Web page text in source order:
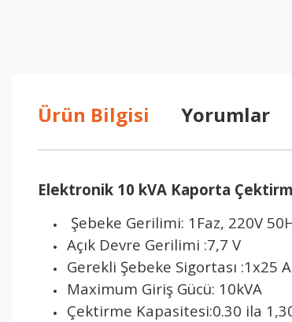
Ürün Bilgisi Yorumlar
Elektronik 10 kVA Kaporta
Şebeke Gerilimi: 1Faz, 220V
Açık Devre Gerilimi :7,7 V
Gerekli Şebeke Sigortası :1x25
Maximum Giriş Gücü: 10kVA
Çektirme Kapasitesi:0.30 ila